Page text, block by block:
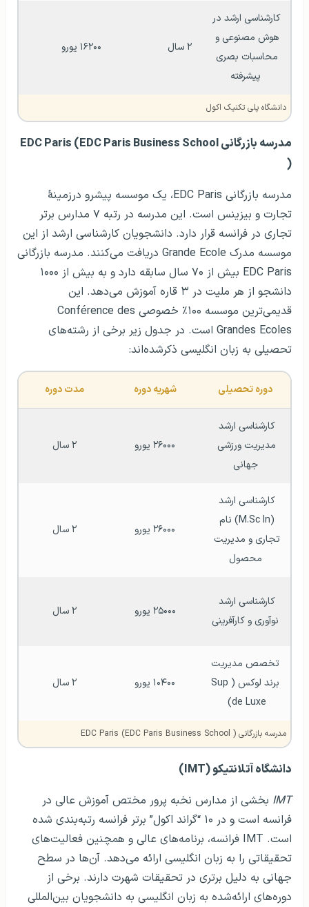
پیشرفته
۲ سال ۱۶۲۰۰ یورو
دانشگاه پلی تکنیک اکول
مدرسه بازرگانی EDC Paris (EDC Paris Business School
)
مدرسه بازرگانی EDC Paris، یک موسسه پیشرو درزمینهٔ
تجارت و بیزینس است. این مدرسه در رتبه ۷ مدارس برتر
تجاری در فرانسه قرار دارد. دانشجویان کارشناسی ارشد از این
موسسه مدرک Grande Ecole دریافت می‌کنند. مدرسه بازرگانی
EDC Paris بیش از ۷۰ سال سابقه دارد و به بیش از ۱۰۰۰
دانشجو از هر ملیت در ۳ قاره آموزش می‌دهد. این
قدیمی‌ترین موسسه ۱۰۰٪ خصوصی Conférence des
Grandes Ecoles است. در جدول زیر برخی از رشته‌های
تحصیلی به زبان انگلیسی ذکرشده‌اند:
دوره تحصیلی شهریه دوره مدت دوره
جهانی
۲۶۰۰۰ یورو ۲ سال
محصول
۲۶۰۰۰ یورو ۲ سال
نوآوری و کارآفرینی
۲۵۰۰۰ یورو ۲ سال
برند لوکس (Sup
de Luxe)
۱۰۴۰۰ یورو ۲ سال
مدرسه بازرگانی EDC Paris (EDC Paris Business School )
دانشگاه آتلانتیکو (IMT)
IMT بخشی از مدارس نخبه پرور مختص آموزش عالی در
فرانسه است و در ۱۰ “گراند اکول” برتر فرانسه رتبه‌بندی شده
است. IMT فرانسه، برنامه‌های عالی و همچنین فعالیت‌های
تحقیقاتی را به زبان انگلیسی ارائه می‌دهد. آن‌ها در سطح
جهانی به دلیل برتری در تحقیقات شهرت دارند. برخی از
دوره‌های ارائه‌شده به زبان انگلیسی به دانشجویان بین‌المللی